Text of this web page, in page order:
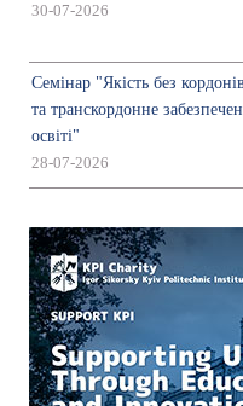
30-07-2026
Семінар "Якість без
та транскордонне
освіті"
28-07-2026